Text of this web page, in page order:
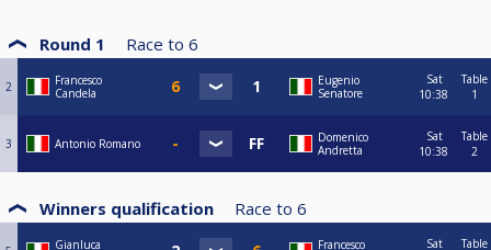
Round 1 Race to 6
2
Francesco
Candela
Eugenio
Senatore
Sat
10:38
Table
1
3 Antonio Romano
Domenico
Andretta
Sat
10:38
Table
2
Winners qualification Race to 6
Gianluca
Francesco
Sat
Table